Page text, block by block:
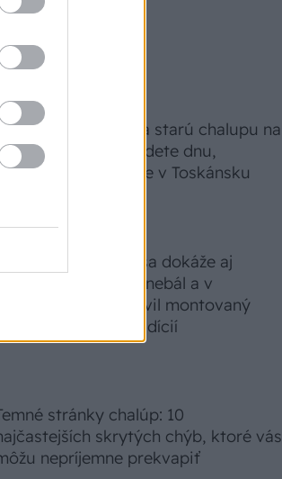
Na Morave prerobila starú chalupu na
Keď vojdete dnu,
zabudnete, že nie ste v Toskánsku
S motorovou pílou sa dokáže aj
podpísať. Slovák sa nebál a v
Čičmanoch si postavil montovaný
domček v duchu tradícií
stránky chalúp: 10
skrytých chýb, ktoré vás
nepríjemne prekvapiť